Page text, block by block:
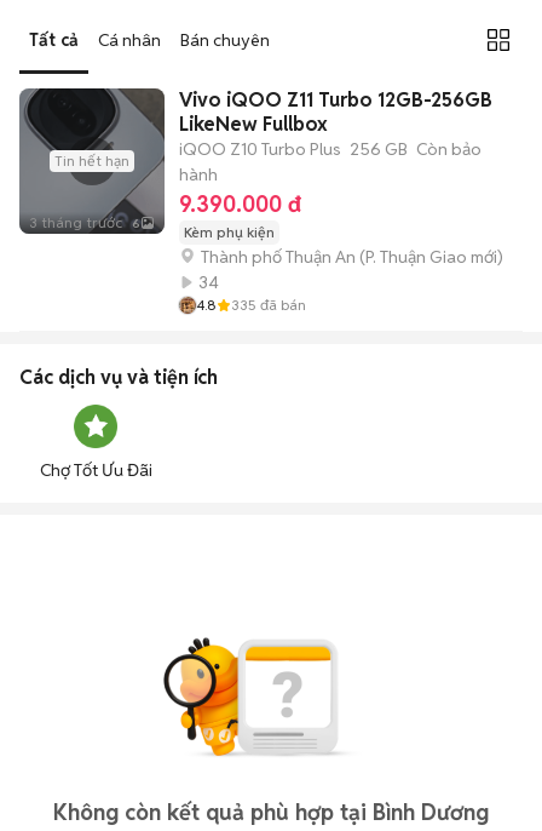
Tất cả Cá nhân Bán chuyên
Tin hết hạn
3 tháng trước 6
Vivo iQOO Z11 Turbo 12GB-256GB
LikeNew Fullbox
iQOO Z10 Turbo Plus 256 GB Còn bảo
hành
9.390.000 đ
Kèm phụ kiện
Thành phố Thuận An (P. Thuận Giao mới)
34
4.8 335 đã bán
Các dịch vụ và tiện ích
Chợ Tốt Ưu Đãi
Không còn kết quả phù hợp tại Bình Dương